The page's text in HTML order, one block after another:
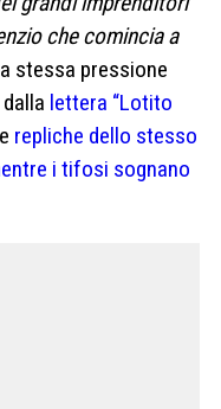
che comincia a
stessa pressione
lettera “Lotito
repliche dello stesso
i tifosi sognano